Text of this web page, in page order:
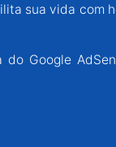
sua vida com
Google